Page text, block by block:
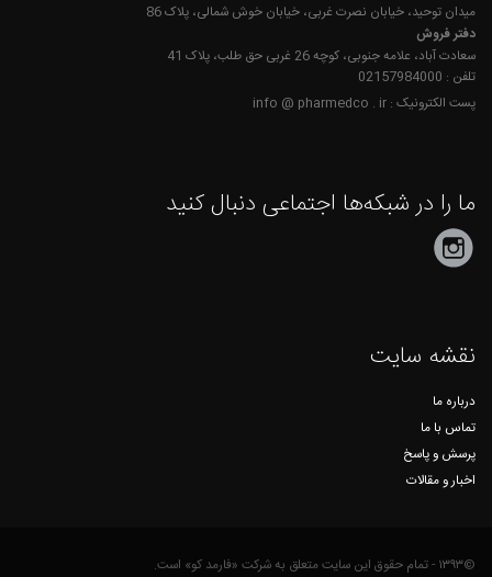
میدان توحید، خیابان نصرت غربی، خیابان خوش شمالی، پلاک 86
دفتر فروش
سعادت آباد، علامه جنوبی، کوچه 26 غربی حق طلب، پلاک 41
تلفن : 02157984000
پست الکترونیک : info @ pharmedco . ir
ما را در شبکه‌ها اجتماعی دنبال کنید
نقشه سایت
درباره ما
تماس با ما
پرسش و پاسخ
اخبار و مقالات
©۱۳۹۳ - تمام حقوق این سایت متعلق به شرکت «فارمد کو» است.